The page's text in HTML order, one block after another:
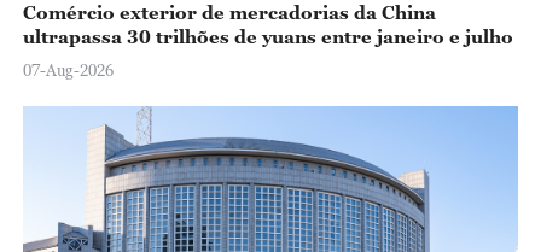
Comércio exterior de mercadorias da China
ultrapassa 30 trilhões de yuans entre janeiro e julho
07-Aug-2026